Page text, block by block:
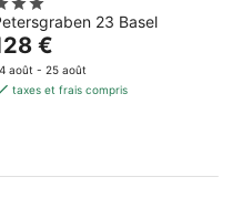
23 Basel
€
août - 25 août
taxes et frais compris